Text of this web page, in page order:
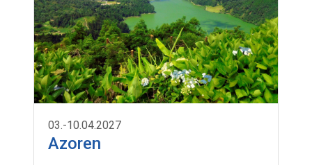
03.-10.04.2027
Azoren